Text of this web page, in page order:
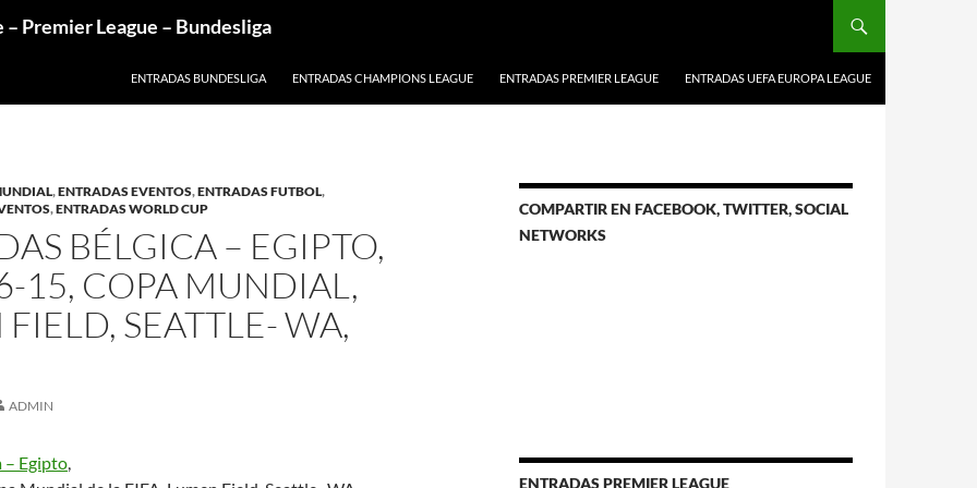
Premier League – Bundesliga
ENTRADAS BUNDESLIGA ENTRADAS CHAMPIONS LEAGUE ENTRADAS PREMIER LEAGUE ENTRADAS UEFA EUROPA LEAGUE
,ENTRADAS EVENTOS,ENTRADAS FUTBOL,
,ENTRADAS WORLD CUP
BÉLGICA – EGIPTO,
15, COPA MUNDIAL,
SEATTLE- WA,
ADMIN
– Egipto,
COMPARTIR EN FACEBOOK, TWITTER, SOCIAL
NETWORKS
ENTRADAS PREMIER LEAGUE